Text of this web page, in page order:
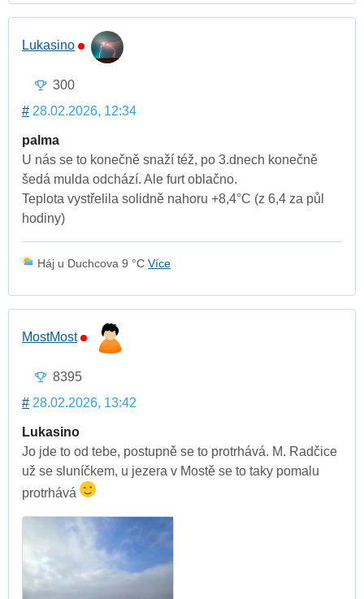
Lukasino
300
# 28.02.2026, 12:34
palma
U nás se to konečně snaží též, po 3.dnech konečně
šedá mulda odchází. Ale furt oblačno.
Teplota vystřelila solidně nahoru +8,4°C (z 6,4 za půl
hodiny)
Háj u Duchcova 9 °C Více
MostMost
8395
# 28.02.2026, 13:42
Lukasino
Jo jde to od tebe, postupně se to protrhává. M. Radčice
už se sluníčkem, u jezera v Mostě se to taky pomalu
protrhává